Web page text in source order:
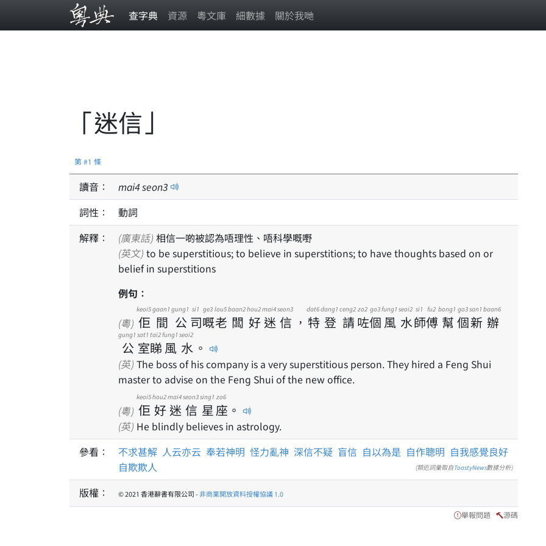
查字典 資源 粵文庫 細數據 關於我哋
「迷信」
第 #1 條
讀音： mai4seon3
詞性：
動詞
解釋：
(廣東話) 相信一啲被認為唔理性、唔科學嘅嘢
(英文)
belief in superstitions
例句：
(粵) 佢
keoi5
間
gaan1
公
gung1
司
si1
嘅
ge3
老
lou5
闆
baan2
好
hou2
迷
mai4
信
seon3
， 特
dat6
登
dang1
請
ceng2
咗
zo2
個
go3
風
fung1
水
seoi2
師
si1
傅
fu2
幫
bong1
個
go3
新
san1
辦
baan6
公
gung1
室
sat1
睇
tai2
風
fung1
水
seoi2
。
(英) The boss of his company is a very superstitious person. They hired a Feng Shui
master to advise on the Feng Shui of the new office.
(粵) 佢
keoi5
好
hou2
迷
mai4
信
seon3
星
sing1
座
zo6
。
(英) He blindly believes in astrology.
參看：
不求甚解 人云亦云 奉若神明 怪力亂神 深信不疑 盲信 自以為是 自作聰明 自我感覺良好
自欺欺人
(類近詞彙取自ToastyNews數據分析)
版權： © 2021 香港辭書有限公司 -非商業開放資料授權協議 1.0
舉報問題 源碼